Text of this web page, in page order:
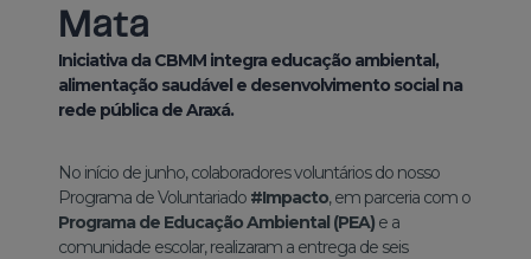
Mata
Iniciativa da CBMM integra educação ambiental,
alimentação saudável e desenvolvimento social na
rede pública de Araxá.
No início de junho, colaboradores voluntários do nosso
Programa de Voluntariado #Impacto, em parceria com o
Programa de Educação Ambiental (PEA) e a
comunidade escolar, realizaram a entrega de seis